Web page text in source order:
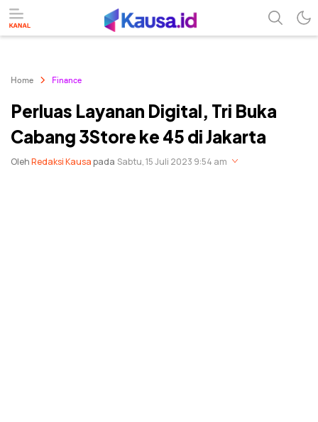
Home Finance
Perluas Layanan Digital, Tri Buka
Cabang 3Store ke 45 di Jakarta
OlehRedaksi Kausapada Sabtu, 15 Juli 2023 9:54 am